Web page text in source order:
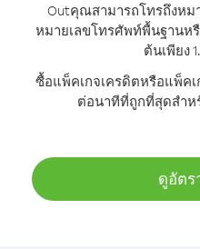
Outคุณสามารถโทรถึงหม
หมายเลขโทรศัพท์พื้นฐานห
ต้นเพียง
ซื้อแพ็คเกจเครดิตหรือแพ็ค
ต่อนาทีที่ถูกที่สุดสำห
ดูอัตร